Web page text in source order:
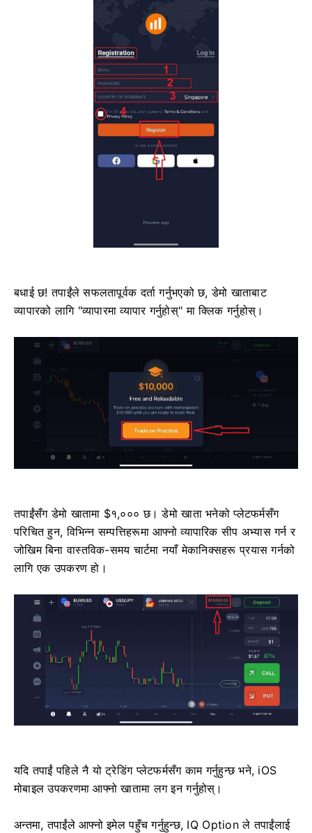
बधाई छ! तपाईंले सफलतापूर्वक दर्ता गर्नुभएको छ, डेमो खाताबाट
व्यापारको लागि "व्यापारमा व्यापार गर्नुहोस्" मा क्लिक गर्नुहोस्।
तपाईंसँग डेमो खातामा $१,००० छ। डेमो खाता भनेको प्लेटफर्मसँग
परिचित हुन, विभिन्न सम्पत्तिहरूमा आफ्नो व्यापारिक सीप अभ्यास गर्न र
जोखिम बिना वास्तविक-समय चार्टमा नयाँ मेकानिक्सहरू प्रयास गर्नको
लागि एक उपकरण हो।
यदि तपाईं पहिले नै यो ट्रेडिंग प्लेटफर्मसँग काम गर्नुहुन्छ भने, iOS
मोबाइल उपकरणमा आफ्नो खातामा लग इन गर्नुहोस्।
अन्तमा, तपाईंले आफ्नो इमेल पहुँच गर्नुहुन्छ, IQ Option ले तपाईंलाई